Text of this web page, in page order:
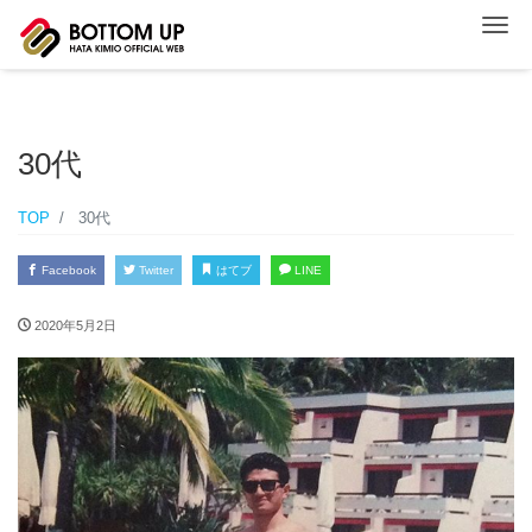
ナ
30代
TOP 30代
Facebook Twitter はてブ LINE
2020年5月2日